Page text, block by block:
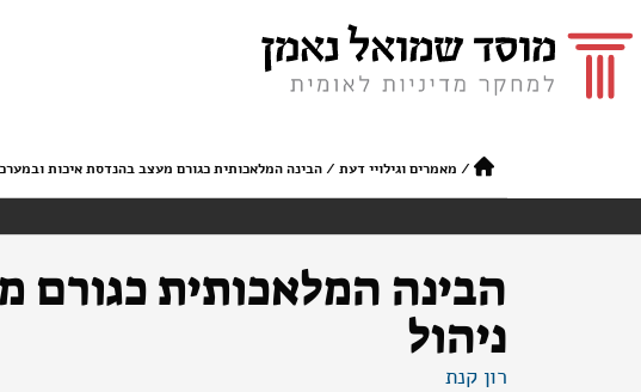
/ מאמרים וגילויי דעת /הבינה המלאכותית כגורם מעצב בהנדסת איכות
הבינה המלאכותית כגורם
ניהול
רון קנת